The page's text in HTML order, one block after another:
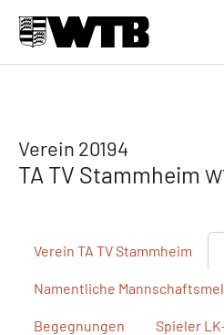
Verein 20194
TA TV Stammheim
Verein TA TV Stammheim
Namentliche
Begegnungen Spieler